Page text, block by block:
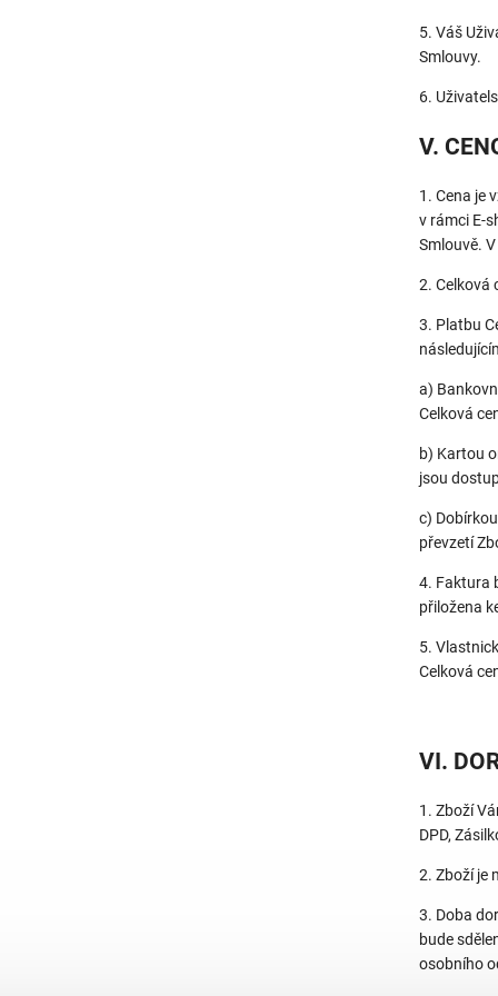
5. Váš
Smlouvy.
6.
V.
1. Cena je
v rámci E-
Smlouvě.
2. Celková
3. Platbu
a)
Celková
b) Kartou
jsou
c)
převzetí
4. Faktura
přiložena
5.
Celková
VI.
1. Zboží
DPD,
2. Zboží je
3. Doba
bude
osobního